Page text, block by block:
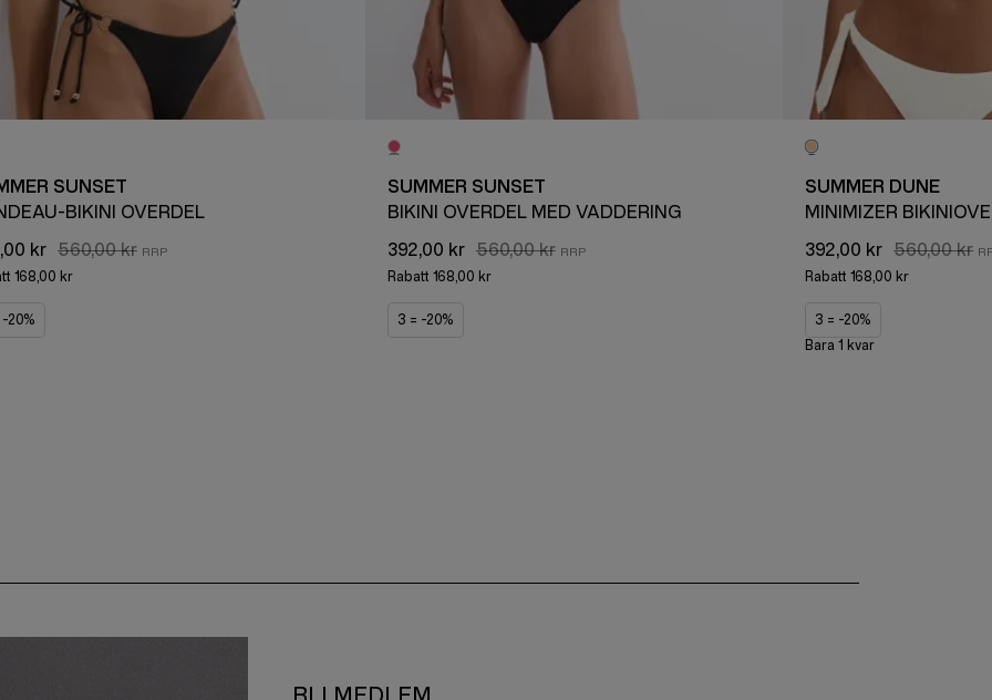
SUNSET
BIKINI ÖVERDEL
kr 560,00 kr
168,00 kr
20%
SUMMER SUNSET
BIKINI ÖVERDEL MED VADDERING
392,00 kr 560,00 kr
Rabatt 168,00 kr
3 = -20%
SUMMER DUNE
MINIMIZER
392,00 kr 560,00 kr
Rabatt168,00 kr
3 = -20%
Bara 1 kvar